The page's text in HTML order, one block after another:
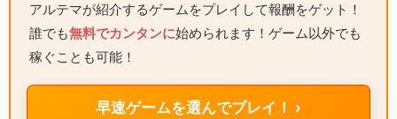
アルテマが紹介するゲームをプレイして報酬をゲット！
誰でも無料でカンタンに始められます！ゲーム以外でも
稼ぐことも可能！
早速ゲームを選んでプレイ！ ›